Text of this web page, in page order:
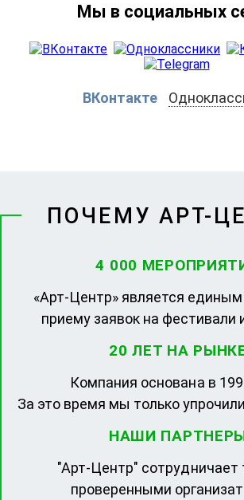
Мы в социальных
ВКонтакте
ПОЧЕМУ АРТ-
4 000
«Арт-Центр» является
приему заявок на фестивали
20 ЛЕТ НА
Компания основана в
За это время мы только
НАШИ
"Арт-Центр" сотрудничает
проверенными